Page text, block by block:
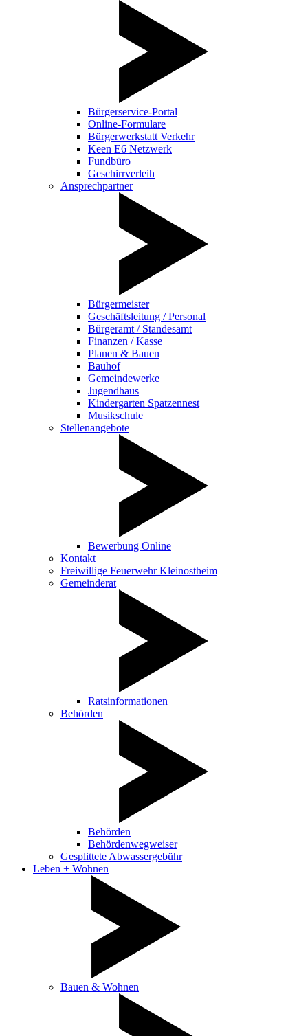
Bürgerservice-Portal
Online-Formulare
Bürgerwerkstatt Verkehr
Keen E6 Netzwerk
Fundbüro
Geschirrverleih
Ansprechpartner
Bürgermeister
Geschäftsleitung / Personal
Bürgeramt / Standesamt
Finanzen / Kasse
Planen & Bauen
Bauhof
Gemeindewerke
Jugendhaus
Kindergarten Spatzennest
Musikschule
Stellenangebote
Bewerbung Online
Kontakt
Freiwillige Feuerwehr Kleinostheim
Gemeinderat
Ratsinformationen
Behörden
Behörden
Behördenwegweiser
Gesplittete Abwassergebühr
Leben + Wohnen
Bauen & Wohnen